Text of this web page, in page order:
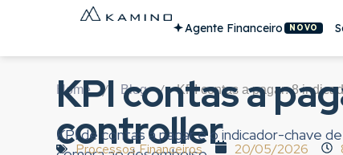
Agente Financeiro NOVO
Home / Blog / KPI contas a pagar: 8
KPI contas a
controller
KPI de contas a pagar é o indicador-chave
Processos Financeiros 20/05/2026